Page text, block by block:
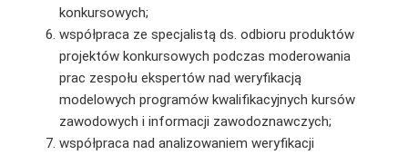
konkursowych;
współpraca ze specjalistą ds. odbioru produktów
projektów konkursowych podczas moderowania
prac zespołu ekspertów nad weryfikacją
modelowych programów kwalifikacyjnych kursów
zawodowych i informacji zawodoznawczych;
współpraca nad analizowaniem weryfikacji